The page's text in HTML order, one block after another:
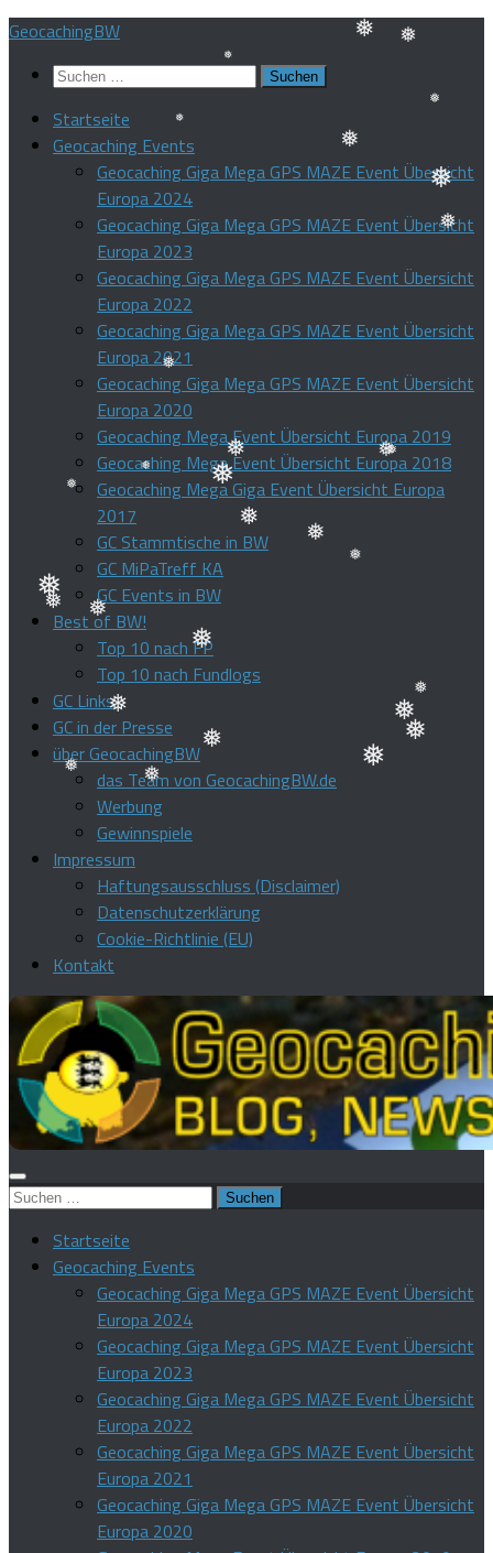
❅
❅
❅
❅
❅
❅
❅
❅
❅
❅
❅
❅
❅
❅
❅
❅
❅
❅
❅
Zum
springen
GeocachingBW
Suchen
Startseite
Geocaching Events
Geocaching Giga Mega GPS MAZE Event Übersicht
Europa 2024
Geocaching Giga Mega GPS MAZE Event Übersicht
Europa 2023
Geocaching Giga Mega GPS MAZE Event Übersicht
Europa 2022
Geocaching Giga Mega GPS MAZE Event Übersicht
Europa 2021
Geocaching Giga Mega GPS MAZE Event Übersicht
Europa 2020
Geocaching Mega Event Übersicht Europa 2019
Geocaching Mega Event Übersicht Europa 2018
Geocaching Mega Giga Event Übersicht Europa
2017
GC Stammtische in BW
GC MiPaTreff KA
GC Events in BW
Best of BW!
Top 10 nach FP
Top 10 nach Fundlogs
GC Links
GC in der Presse
über GeocachingBW
das Team von GeocachingBW.de
Werbung
Gewinnspiele
Impressum
Haftungsausschluss (Disclaimer)
Datenschutzerklärung
Cookie-Richtlinie (EU)
Kontakt
Suchen
Startseite
Geocaching Events
Geocaching Giga Mega GPS MAZE Event Übersicht
Europa 2024
Geocaching Giga Mega GPS MAZE Event Übersicht
Europa 2023
Geocaching Giga Mega GPS MAZE Event Übersicht
Europa 2022
Geocaching Giga Mega GPS MAZE Event Übersicht
Europa 2021
Geocaching Giga Mega GPS MAZE Event Übersicht
Europa 2020